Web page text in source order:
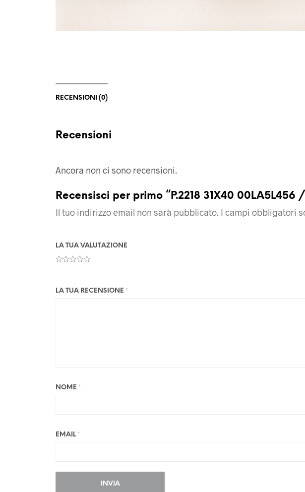
RECENSIONI (0)
Recensioni
Ancora non ci sono recensioni.
Recensisci per primo “P.2218 31X40 00LA5L456
Il tuo indirizzo email non sarà pubblicato. I campi obbligatori
LA TUA VALUTAZIONE
LA TUA RECENSIONE *
NOME *
EMAIL *